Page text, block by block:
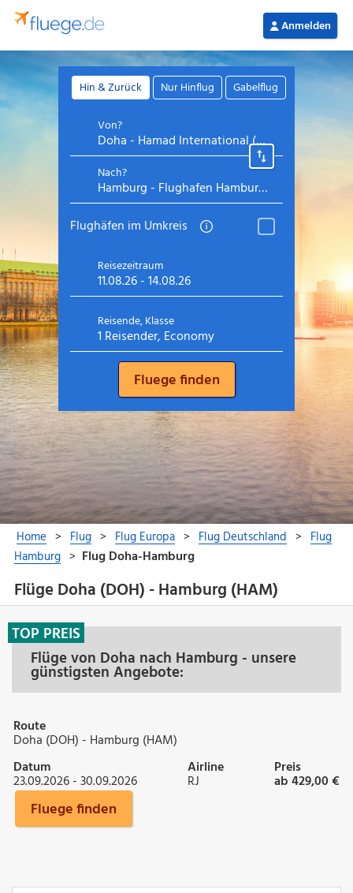
Flüge Doha (DOH) - Hamburg (HAM)
Flüge von Doha nach Hamburg - unsere
günstigsten Angebote:
TOP PREIS
Route
Doha (DOH) - Hamburg (HAM)
Datum
23.09.2026 - 30.09.2026
Airline
RJ
Preis
ab 429,00 €
Fluege finden